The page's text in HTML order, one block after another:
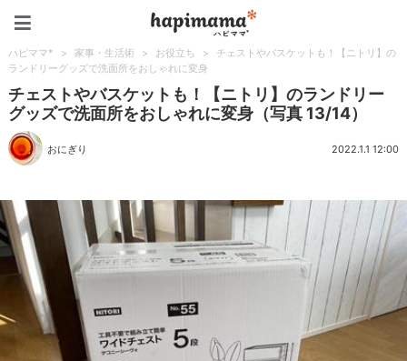
ハピママ* > 家事・生活術 > お役立ち >
チェストやバスケットも！【ニトリ】の
ランドリーグッズで洗面所をおしゃれに変身
チェストやバスケットも！【ニトリ】のランドリー
グッズで洗面所をおしゃれに変身（写真 13/14）
おにぎり 2022.1.1 12:00